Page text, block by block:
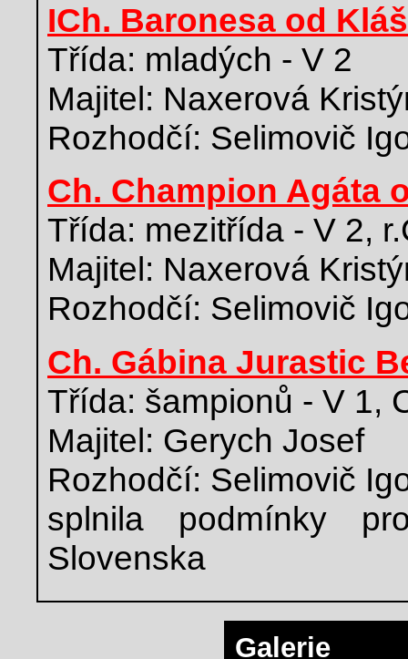
ICh. Baronesa od
Třída: mladých - V 2
Majitel: Naxerová
Rozhodčí: Selimovič
Ch. Champion Agáta
Třída: mezitřída - V 2,
Majitel: Naxerová
Rozhodčí: Selimovič
Ch. Gábina Jurastic
Třída: šampionů - V 1,
Majitel: Gerych Josef
Rozhodčí: Selimovič
splnila podmínky
Slovenska
Galerie